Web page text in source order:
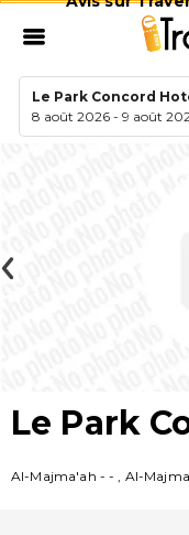
Le Park Concord
8 août 2026 -9 août
Le Park
Al-Majma'ah --, Al-